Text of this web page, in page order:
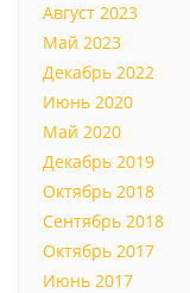
Август 2023
Май 2023
Декабрь 2022
Июнь 2020
Май 2020
Декабрь 2019
Октябрь 2018
Сентябрь 2018
Октябрь 2017
Июнь 2017